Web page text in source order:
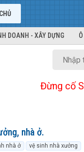
DOANH - XÂY DỰNG
Đừng cố
nhà ở.
nhà ở vệ sinh nhà xưởng